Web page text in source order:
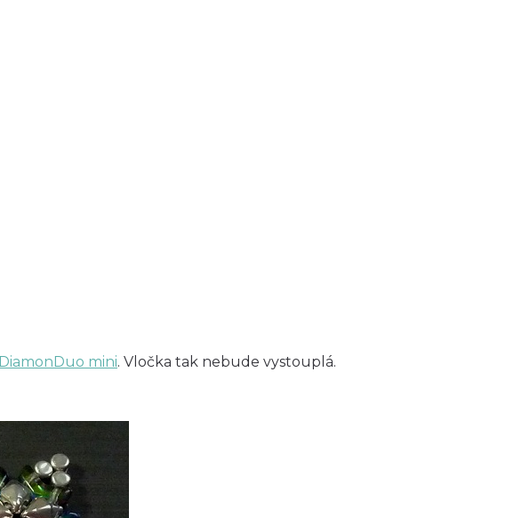
DiamonDuo mini. Vločka tak nebude vystouplá.